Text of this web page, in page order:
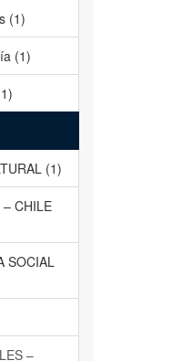
(1)
(1)
(1)
– CHILE
SOCIAL
–